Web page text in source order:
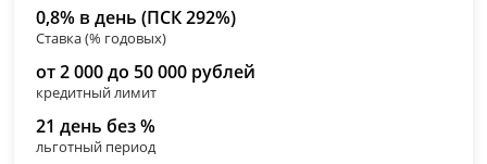
0,8% в день (ПСК 292%)
Ставка (% годовых)
от 2 000 до 50 000 рублей
кредитный лимит
21 день без %
льготный период